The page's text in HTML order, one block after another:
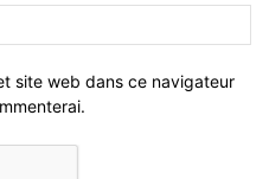
site web dans ce navigateur